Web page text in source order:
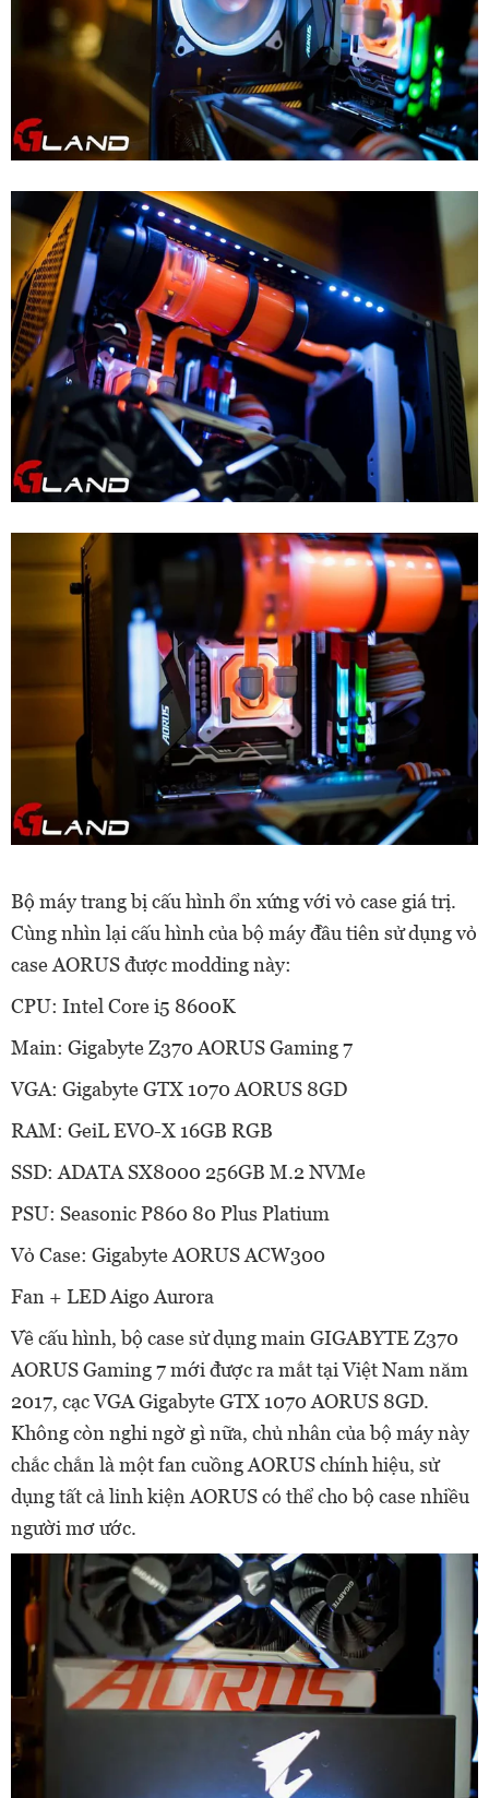
Bộ máy trang bị cấu hình ổn xứng với vỏ case giá trị.
Cùng nhìn lại cấu hình của bộ máy đầu tiên sử dụng vỏ
case AORUS được modding này:
CPU: Intel Core i5 8600K
Main: Gigabyte Z370 AORUS Gaming 7
VGA: Gigabyte GTX 1070 AORUS 8GD
RAM: GeiL EVO-X 16GB RGB
SSD: ADATA SX8000 256GB M.2 NVMe
PSU: Seasonic P860 80 Plus Platium
Vỏ Case: Gigabyte AORUS ACW300
Fan + LED Aigo Aurora
Về cấu hình, bộ case sử dụng main GIGABYTE Z370
AORUS Gaming 7 mới được ra mắt tại Việt Nam năm
2017, cạc VGA Gigabyte GTX 1070 AORUS 8GD.
Không còn nghi ngờ gì nữa, chủ nhân của bộ máy này
chắc chắn là một fan cuồng AORUS chính hiệu, sử
dụng tất cả linh kiện AORUS có thể cho bộ case nhiều
người mơ ước.